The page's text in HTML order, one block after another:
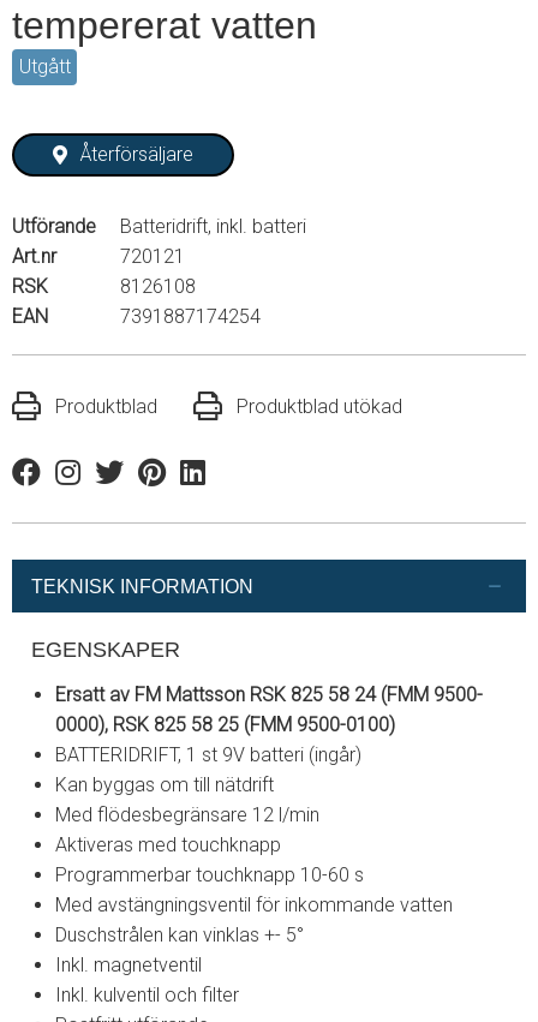
tempererat vatten
Utgått
Återförsäljare
Utförande
Batteridrift, inkl. batteri
Art.nr
720121
RSK
8126108
EAN
7391887174254
Produktblad Produktblad utökad
FacebookInstagram
TwitterPinterestLinkedin
TEKNISK INFORMATION
EGENSKAPER
Ersatt av FM Mattsson RSK 825 58 24 (FMM 9500-
0000), RSK 825 58 25 (FMM 9500-0100)
BATTERIDRIFT, 1 st 9V batteri (ingår)
Kan byggas om till nätdrift
Med flödesbegränsare 12 l/min
Aktiveras med touchknapp
Programmerbar touchknapp 10-60 s
Med avstängningsventil för inkommande vatten
Duschstrålen kan vinklas +- 5°
Inkl. magnetventil
Inkl. kulventil och filter